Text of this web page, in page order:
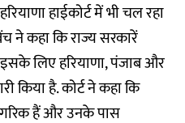
हाईकोर्ट में भी चल रहा
ने कहा कि राज्य सरकारें
लिए हरियाणा, पंजाब और
किया है. कोर्ट ने कहा कि
हैं और उनके पास